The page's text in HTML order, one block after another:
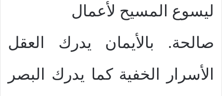
ليسوع المسيح لأعمال
صالحة. بالأيمان يدرك العقل
الأسرار الخفية كما يدرك البصر